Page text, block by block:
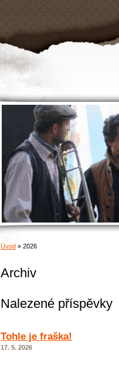
Úvod » 2026
Archiv
Nalezené příspěvky
Tohle je fraška!
17. 5. 2026